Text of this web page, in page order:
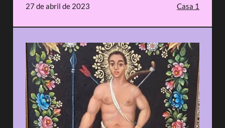
27 de abril de 2023 Casa 1